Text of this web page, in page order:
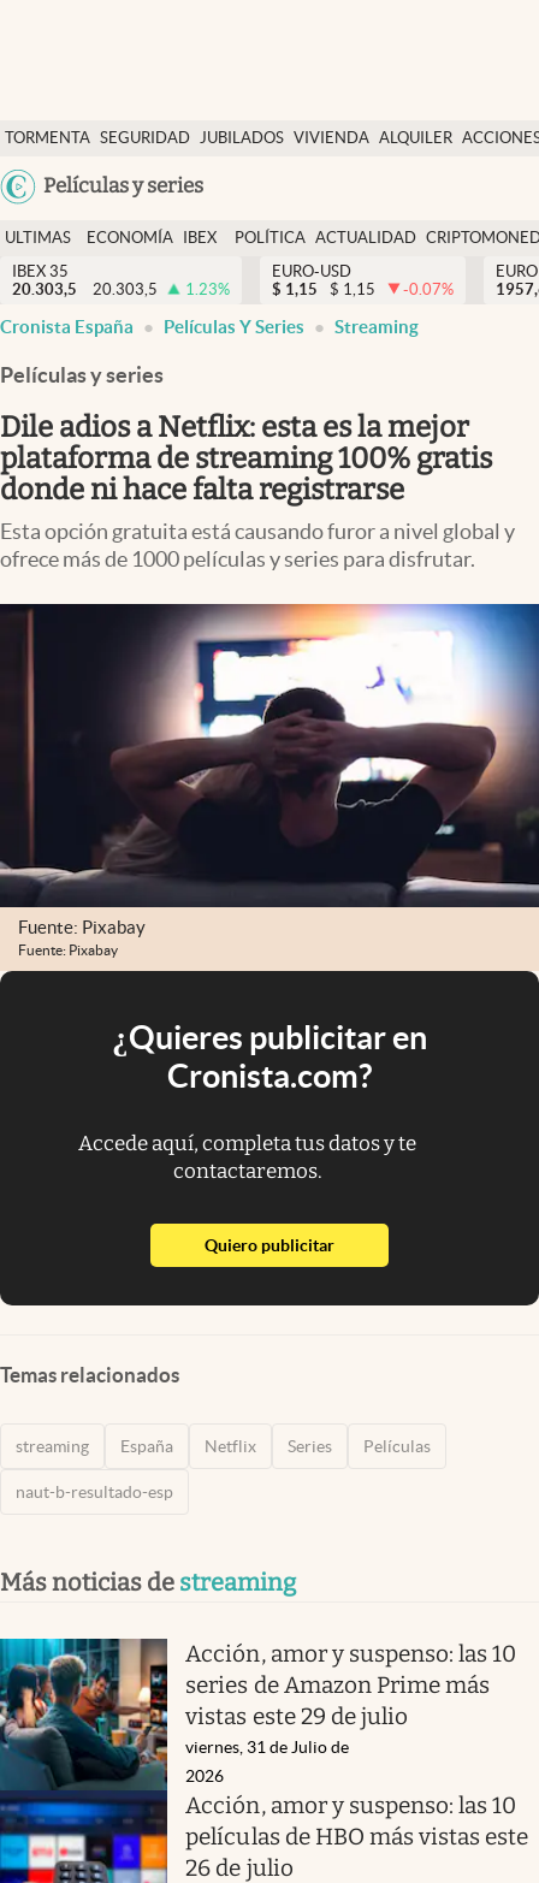
TORMENTA SEGURIDAD JUBILADOS VIVIENDA ALQUILER
Películas y series
Economía y finanzas
Política
Actualidad
Criptomonedas
España
ULTIMAS
NOTICIAS
ECONOMÍA
FINANZAS
IBEX
EURO
POLÍTICA ACTUALIDAD
IBEX 35
20.303,5
20.303,5 1.23%
EURO-USD
$ 1,15 $ 1,15 -0.07%
Cronista España Películas Y Series Streaming
Películas y series
Dile adios a Netflix: esta es la mejor
plataforma de streaming 100% gratis
donde ni hace falta registrarse
Esta opción gratuita está causando furor a nivel global y
ofrece más de 1000 películas y series para disfrutar.
Fuente: Pixabay
Fuente: Pixabay
¿Quieres publicitar en
Cronista.com?
Accede aquí, completa tus datos y te
contactaremos.
Quiero publicitarabre en nueva pestaña
Temas relacionados
streaming España Netflix Series Películas
naut-b-resultado-esp
Más noticias de streaming
Acción, amor y suspenso: las 10
series de Amazon Prime más
vistas este 29 de julio
viernes, 31 de Julio de
2026
Acción, amor y suspenso: las 10
películas de HBO más vistas este
26 de julio